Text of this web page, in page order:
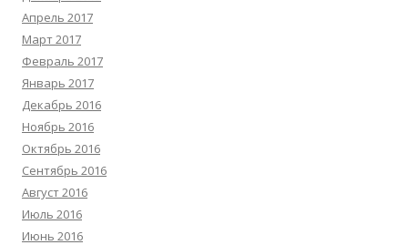
Апрель 2017
Март 2017
Февраль 2017
Январь 2017
Декабрь 2016
Ноябрь 2016
Октябрь 2016
Сентябрь 2016
Август 2016
Июль 2016
Июнь 2016